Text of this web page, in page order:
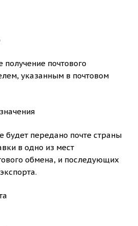
получение почтового
указанным в почтовом
будет передано почте страны
в одно из мест
обмена, и последующих